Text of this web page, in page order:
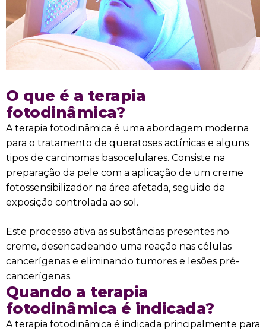
O que é a terapia
fotodinâmica?
A terapia fotodinâmica é uma abordagem moderna
para o tratamento de queratoses actínicas e alguns
tipos de carcinomas basocelulares. Consiste na
preparação da pele com a aplicação de um creme
fotossensibilizador na área afetada, seguido da
exposição controlada ao sol.
Este processo ativa as substâncias presentes no
creme, desencadeando uma reação nas células
cancerígenas e eliminando tumores e lesões pré-
cancerígenas.
Quando a terapia
fotodinâmica é indicada?
A terapia fotodinâmica é indicada principalmente para